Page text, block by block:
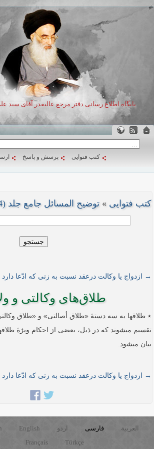
پایگاه اطلاع رسانی دفتر مرجع عالیقدر آقای
کتب فتوایی پرسش و پاسخ
کتب فتوایی » توضیح المسائل جامع جلد (4)(چاپ 1403)
جستجو
→ ازدواج یا وکالت درعقد نسبت به زنی که ادّعا
طلاق‌های وکالتی و
٭ طلاق­ها به سه دستۀ «طلاق­ أصالتی» و «طلاق
تقسیم می­شوند که در ذیل، بعضی از احکام ویژۀ
بیان می­شود.
→ ازدواج یا وکالت درعقد نسبت به زنی که ادّعا
العربية فارسی اردو English
Türkçe
Français